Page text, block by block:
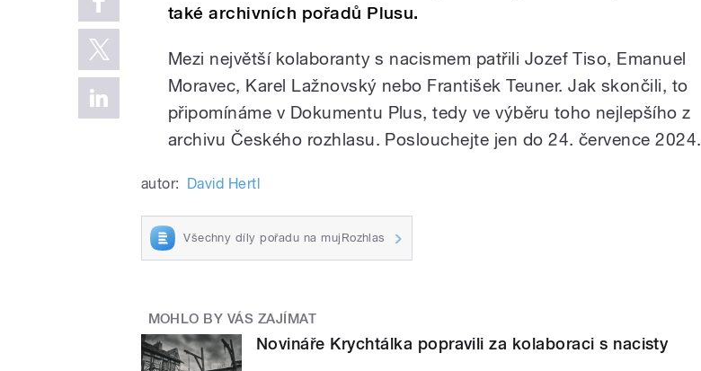
také archivních pořadů Plusu.
Mezi největší kolaboranty s nacismem patřili Jozef Tiso, Emanuel
Moravec, Karel Lažnovský nebo František Teuner. Jak skončili, to
připomínáme v Dokumentu Plus, tedy ve výběru toho nejlepšího z
archivu Českého rozhlasu. Poslouchejte jen do 24. července 2024.
autor: David Hertl
Všechny díly pořadu na mujRozhlas
MOHLO BY VÁS ZAJÍMAT
Novináře Krychtálka popravili za kolaboraci s nacisty